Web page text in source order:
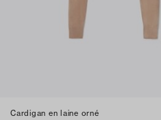
Cardigan en laine orné